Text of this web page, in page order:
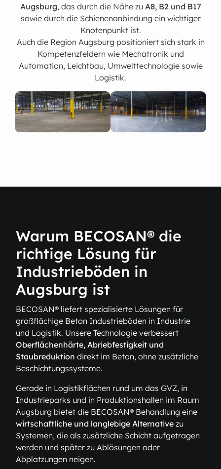
Augsburg, das durch die Nähe zu A8, B2 und B17
sowie durch die Schienenanbindung ein wichtiger
Knotenpunkt ist.
Auch die Region Augsburg positioniert sich stark in
Kompetenzfeldern wie Mechatronik und
Automation, Leichtbau, Umwelttechnologie sowie
Logistik.
Warum BECOSAN® die
richtige Lösung für
Industrieböden in
Augsburg ist
BECOSAN® liefert spezialisierte Lösungen für
großflächige Beton Industrieböden in Industrie
und Logistik. Unsere Technologie verbessert
Oberflächenhärte, Abriebfestigkeit und
Staubreduktion direkt im Beton, ohne zusätzliche
Beschichtungssysteme.
Gerade in Logistikflächen rund um das GVZ, in
Industrieparks und in Produktionshallen im Raum
Augsburg bietet die BECOSAN® Behandlung eine
wirtschaftliche und langlebige Alternative zu
Systemen, die als zusätzliche Schicht aufgetragen
werden und später zu Ablösungen oder
Abplatzungen neigen.